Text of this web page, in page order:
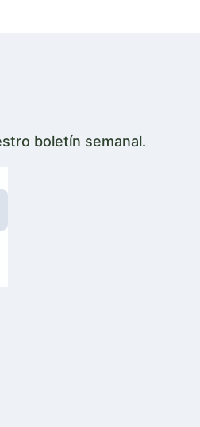
boletín semanal.